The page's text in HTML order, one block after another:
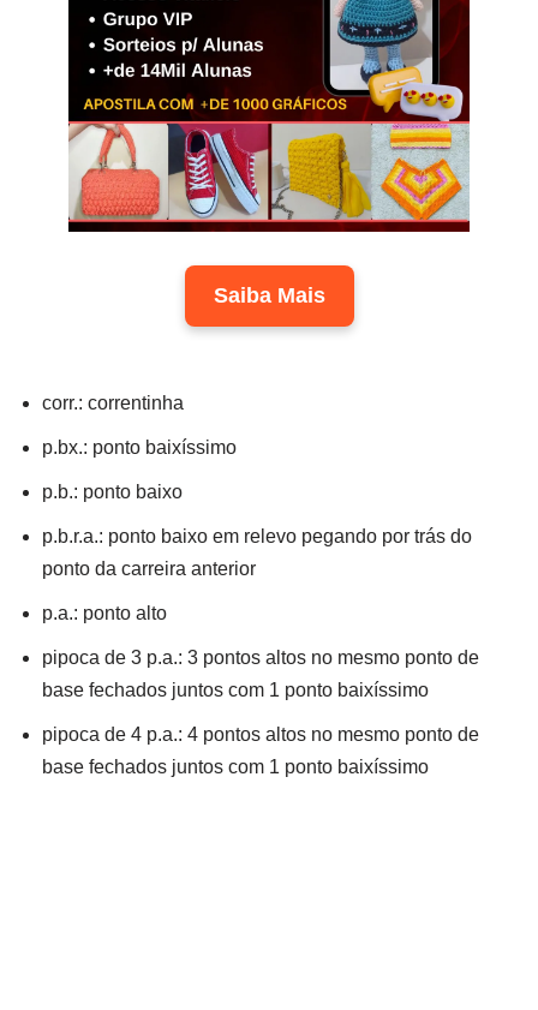
Saiba Mais
corr.: correntinha
p.bx.: ponto baixíssimo
p.b.: ponto baixo
p.b.r.a.: ponto baixo em relevo pegando por trás do
ponto da carreira anterior
p.a.: ponto alto
pipoca de 3 p.a.: 3 pontos altos no mesmo ponto de
base fechados juntos com 1 ponto baixíssimo
pipoca de 4 p.a.: 4 pontos altos no mesmo ponto de
base fechados juntos com 1 ponto baixíssimo